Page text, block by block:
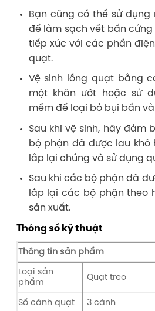
Bạn cũng có thể sử dụng
để làm sạch vết bẩn cứng
tiếp xúc với các phần
quạt.
Vệ sinh lồng quạt bằng
một khăn ướt hoặc sử
mềm để loại bỏ bụi bẩn
Sau khi vệ sinh, hãy đảm
bộ phận đã được lau khô
lắp lại chúng và sử dụng
Sau khi các bộ phận đã
lắp lại các bộ phận theo
sản xuất.
Thông số kỹ thuật
Thông tin sản phẩm
Loại sản
phẩm
Quạt treo
Số cánh quạt 3 cánh